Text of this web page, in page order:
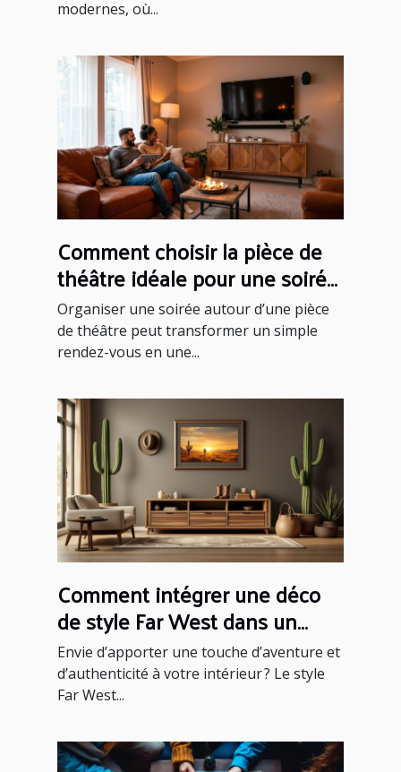
modernes, où...
Comment choisir la pièce de
théâtre idéale pour une soirée
réussie ?
Organiser une soirée autour d’une pièce
de théâtre peut transformer un simple
rendez-vous en une...
Comment intégrer une déco
de style Far West dans un
intérieur moderne ?
Envie d’apporter une touche d’aventure et
d’authenticité à votre intérieur ? Le style
Far West...